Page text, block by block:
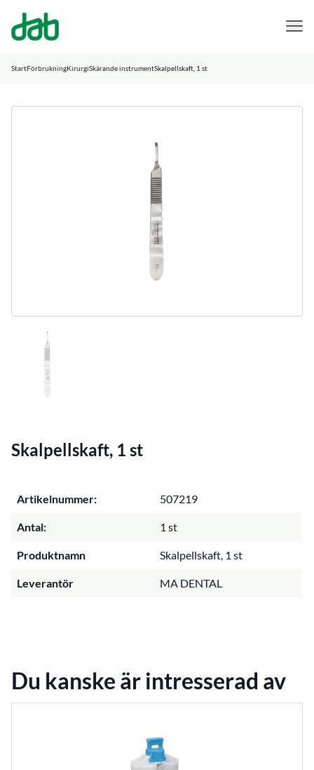
DAB Dental
StartFörbrukningKirurgiSkärande instrumentSkalpellskaft, 1 st
Skalpellskaft, 1 st
Artikelnummer: 507219
Antal: 1 st
Produktnamn Skalpellskaft, 1 st
Leverantör MA DENTAL
Du kanske är intresserad av